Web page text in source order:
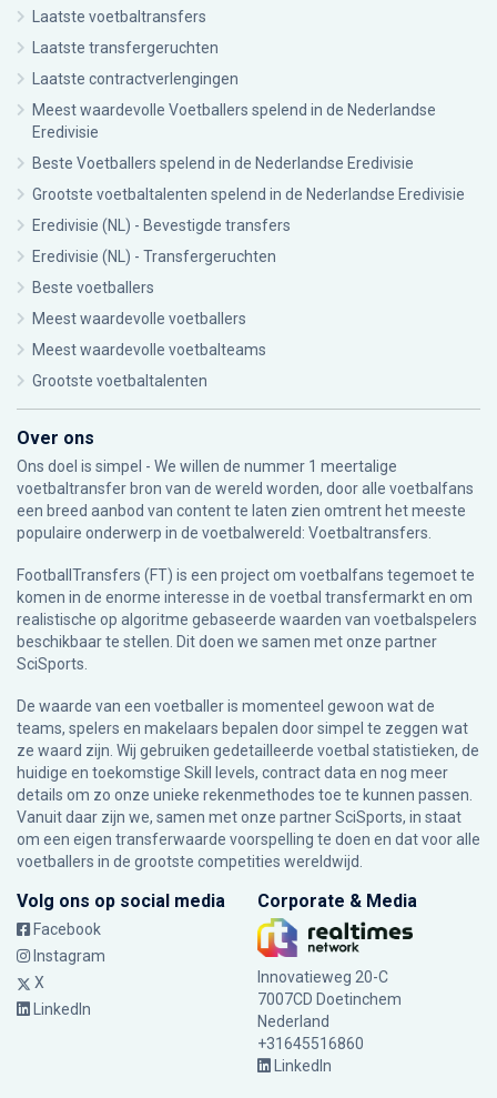
Laatste voetbaltransfers
Laatste transfergeruchten
Laatste contractverlengingen
Meest waardevolle Voetballers spelend in de Nederlandse
Eredivisie
Beste Voetballers spelend in de Nederlandse Eredivisie
Grootste voetbaltalenten spelend in de Nederlandse Eredivisie
Eredivisie (NL) - Bevestigde transfers
Eredivisie (NL) - Transfergeruchten
Beste voetballers
Meest waardevolle voetballers
Meest waardevolle voetbalteams
Grootste voetbaltalenten
Over ons
Ons doel is simpel - We willen de nummer 1 meertalige
voetbaltransfer bron van de wereld worden, door alle voetbalfans
een breed aanbod van content te laten zien omtrent het meeste
populaire onderwerp in de voetbalwereld: Voetbaltransfers.
FootballTransfers (FT) is een project om voetbalfans tegemoet te
komen in de enorme interesse in de voetbal transfermarkt en om
realistische op algoritme gebaseerde waarden van voetbalspelers
beschikbaar te stellen. Dit doen we samen met onze partner
SciSports
De waarde van een voetballer is momenteel gewoon wat de
teams, spelers en makelaars bepalen door simpel te zeggen wat
ze waard zijn. Wij gebruiken gedetailleerde voetbal statistieken, de
huidige en toekomstige Skill levels, contract data en nog meer
details om zo onze unieke rekenmethodes toe te kunnen passen.
Vanuit daar zijn we, samen met onze partner SciSports, in staat
om een eigen transferwaarde voorspelling te doen en dat voor alle
voetballers in de grootste competities wereldwijd.
Volg ons op social media
Facebook
Instagram
X
LinkedIn
Corporate & Media
Innovatieweg 20-C
7007CD Doetinchem
Nederland
+31645516860
LinkedIn